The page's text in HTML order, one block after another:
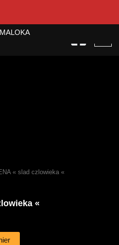
« slad czlowieka «
«